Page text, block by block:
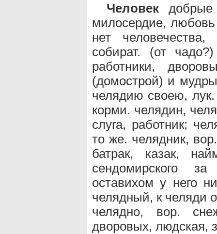
Человек
милосердие,
нет
собират. (от
работники,
(домострой) и
челядию своею,
корми. челядин,
слуга, работник;
то же. челядник,
батрак, казак,
сендомирского
оставихом у него
челядный, к челяди
челядно, вор.
дворовых, людская,